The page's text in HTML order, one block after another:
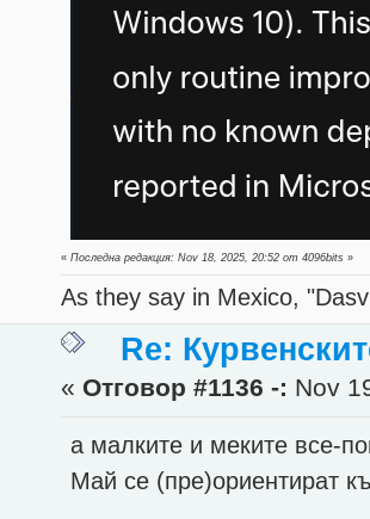
«Последна редакция: Nov 18, 2025, 20:52 от 4096bits »
As they say in Mexico,
Re:
« Отговор #1136 -: Nov
а малките и меките все-
Май се (пре)ориентират